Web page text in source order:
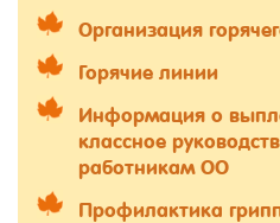
Организация
Горячие линии
Информация о
классное
работникам ОО
Профилактика